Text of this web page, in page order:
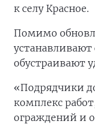
к селу Красное.
Помимо
обустраивают
«Подрядчики
комплекс
ограждений и